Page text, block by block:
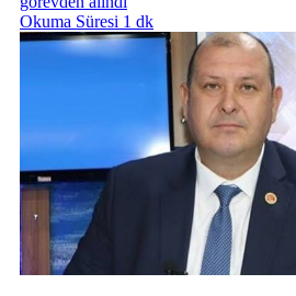
Okuma Süresi 1 dk